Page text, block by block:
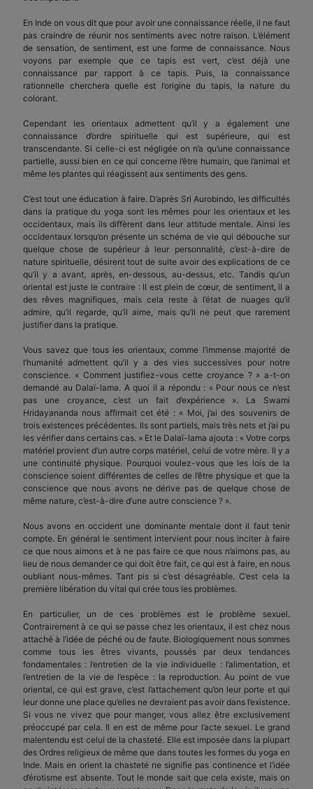
En Inde on vous dit que pour avoir une connaissance réelle, il ne faut
pas craindre de réunir nos sentiments avec notre raison. L’élément
de sensation, de sentiment, est une forme de connaissance. Nous
voyons par exemple que ce tapis est vert, c’est déjà une
connaissance par rapport à ce tapis. Puis, la connaissance
rationnelle cherchera quelle est l’origine du tapis, la nature du
colorant.
Cependant les orientaux admettent qu’il y a également une
connaissance d’ordre spirituelle qui est supérieure, qui est
transcendante. Si celle-ci est négligée on n’a qu’une connaissance
partielle, aussi bien en ce qui concerne l’être humain, que l’animal et
même les plantes qui réagissent aux sentiments des gens.
C’est tout une éducation à faire. D’après Sri Aurobindo, les difficultés
dans la pratique du yoga sont les mêmes pour les orientaux et les
occidentaux, mais ils diffèrent dans leur attitude mentale. Ainsi les
occidentaux lorsqu’on présente un schéma de vie qui débouche sur
quelque chose de supérieur à leur personnalité, c’est-à-dire de
nature spirituelle, désirent tout de suite avoir des explications de ce
qu’il y a avant, après, en-dessous, au-dessus, etc. Tandis qu’un
oriental est juste le contraire : Il est plein de cœur, de sentiment, il a
des rêves magnifiques, mais cela reste à l’état de nuages qu’il
admire, qu’il regarde, qu’il aime, mais qu’il ne peut que rarement
justifier dans la pratique.
Vous savez que tous les orientaux, comme l’immense majorité de
l’humanité admettent qu’il y a des vies successives pour notre
conscience. « Comment justifiez-vous cette croyance ? » a-t-on
demandé au Dalaï-lama. A quoi il a répondu : « Pour nous ce n’est
pas une croyance, c’est un fait d’expérience ». La Swami
Hridayananda nous affirmait cet été : « Moi, j’ai des souvenirs de
trois existences précédentes. Ils sont partiels, mais très nets et j’ai pu
les vérifier dans certains cas. » Et le Dalaï-lama ajouta : « Votre corps
matériel provient d’un autre corps matériel, celui de votre mère. Il y a
une continuité physique. Pourquoi voulez-vous que les lois de la
conscience soient différentes de celles de l’être physique et que la
conscience que nous avons ne dérive pas de quelque chose de
même nature, c’est-à-dire d’une autre conscience ? ».
Nous avons en occident une dominante mentale dont il faut tenir
compte. En général le sentiment intervient pour nous inciter à faire
ce que nous aimons et à ne pas faire ce que nous n’aimons pas, au
lieu de nous demander ce qui doit être fait, ce qui est à faire, en nous
oubliant nous-mêmes. Tant pis si c’est désagréable. C’est cela la
première libération du vital qui crée tous les problèmes.
En particulier, un de ces problèmes est le problème sexuel.
Contrairement à ce qui se passe chez les orientaux, il est chez nous
attaché à l’idée de péché ou de faute. Biologiquement nous sommes
comme tous les êtres vivants, poussés par deux tendances
fondamentales : l’entretien de la vie individuelle : l’alimentation, et
l’entretien de la vie de l’espèce : la reproduction. Au point de vue
oriental, ce qui est grave, c’est l’attachement qu’on leur porte et qui
leur donne une place qu’elles ne devraient pas avoir dans l’existence.
Si vous ne vivez que pour manger, vous allez être exclusivement
préoccupé par cela. Il en est de même pour l’acte sexuel. Le grand
malentendu est celui de la chasteté. Elle est imposée dans la plupart
des Ordres religieux de même que dans toutes les formes du yoga en
Inde. Mais en orient la chasteté ne signifie pas continence et l’idée
d’érotisme est absente. Tout le monde sait que cela existe, mais on